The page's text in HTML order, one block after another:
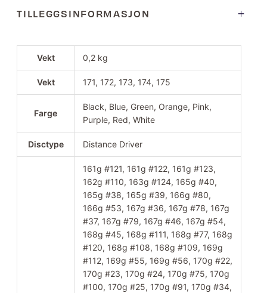
TILLEGGSINFORMASJON
Vekt 0,2 kg
Vekt 171, 172, 173, 174, 175
Farge
Black, Blue, Green, Orange, Pink,
Purple, Red, White
Disctype Distance Driver
161g #121, 161g #122, 161g #123,
162g #110, 163g #124, 165g #40,
165g #38, 165g #39, 166g #80,
166g #53, 167g #36, 167g #78, 167g
#37, 167g #79, 167g #46, 167g #54,
168g #45, 168g #111, 168g #77, 168g
#120, 168g #108, 168g #109, 169g
#112, 169g #55, 169g #56, 170g #22,
170g #23, 170g #24, 170g #75, 170g
#100, 170g #25, 170g #91, 170g #34,